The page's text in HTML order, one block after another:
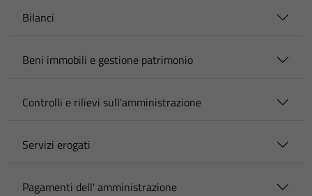
Bilanci
Beni immobili e gestione patrimonio
Controlli e rilievi sull'amministrazione
Servizi erogati
Pagamenti dell' amministrazione